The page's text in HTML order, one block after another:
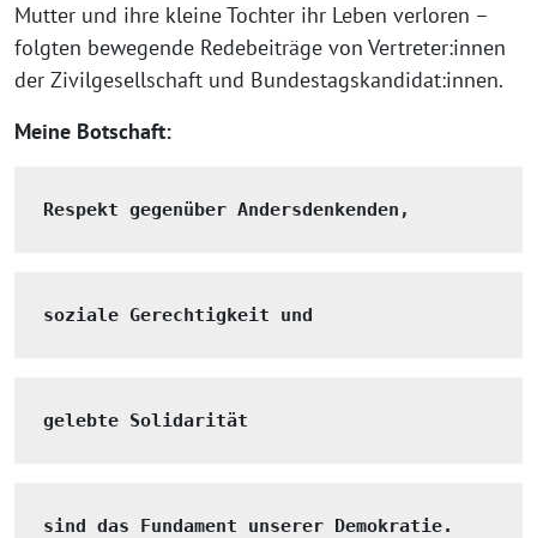
Mutter und ihre kleine Tochter ihr Leben verloren –
folgten bewegende Redebeiträge von Vertreter:innen
der Zivilgesellschaft und Bundestagskandidat:innen.
Meine Botschaft:
Respekt gegenüber Andersdenkenden,
soziale Gerechtigkeit und
gelebte Solidarität
sind das Fundament unserer Demokratie.